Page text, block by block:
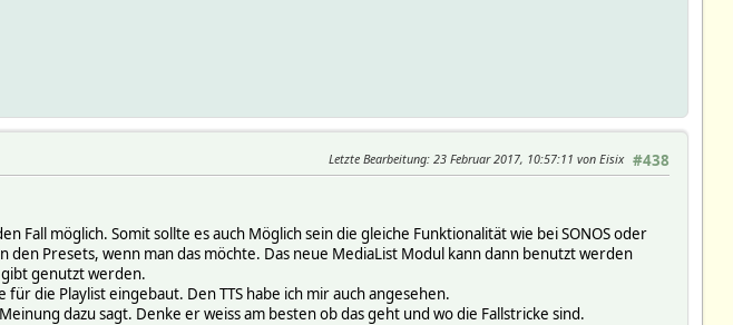
#438
Letzte Bearbeitung: 23 Februar 2017, 10:57:11 von Eisix
Fall möglich. Somit sollte es auch Möglich sein die gleiche Funktionalität wie bei SONOS oder
Presets, wenn man das möchte. Das neue MediaList Modul kann dann benutzt werden
genutzt werden.
die Playlist eingebaut. Den TTS habe ich mir auch angesehen.
dazu sagt. Denke er weiss am besten ob das geht und wo die Fallstricke sind.